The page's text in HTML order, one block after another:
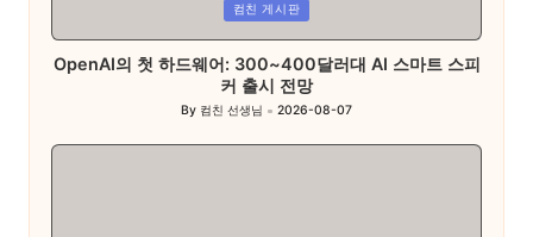
컴친 게시판
OpenAI의 첫 하드웨어: 300~400달러대 AI 스마트 스피
커 출시 전망
Posted
by
By 컴친 선생님 2026-08-07